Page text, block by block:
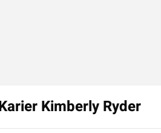
Kimberly Ryder